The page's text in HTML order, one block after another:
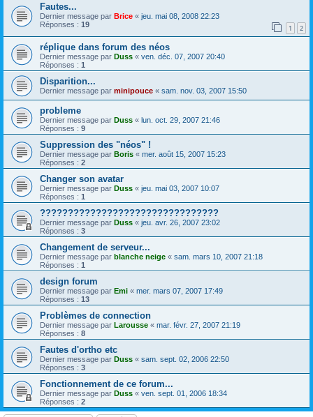
Fautes...
Dernier message par Brice « jeu. mai 08, 2008 22:23
Réponses : 19 1 2
réplique dans forum des néos
Dernier message par Duss « ven. déc. 07, 2007 20:40
Réponses : 1
Disparition...
Dernier message par minipouce « sam. nov. 03, 2007 15:50
probleme
Dernier message par Duss « lun. oct. 29, 2007 21:46
Réponses : 9
Suppression des "néos" !
Dernier message par Boris « mer. août 15, 2007 15:23
Réponses : 2
Changer son avatar
Dernier message par Duss « jeu. mai 03, 2007 10:07
Réponses : 1
????????????????????????????????
Dernier message par Duss « jeu. avr. 26, 2007 23:02
Réponses : 3
Changement de serveur...
Dernier message par blanche neige « sam. mars 10, 2007 21:18
Réponses : 1
design forum
Dernier message par Emi « mer. mars 07, 2007 17:49
Réponses : 13
Problèmes de connection
Dernier message par Larousse « mar. févr. 27, 2007 21:19
Réponses : 8
Fautes d'ortho etc
Dernier message par Duss « sam. sept. 02, 2006 22:50
Réponses : 3
Fonctionnement de ce forum...
Dernier message par Duss « ven. sept. 01, 2006 18:34
Réponses : 2